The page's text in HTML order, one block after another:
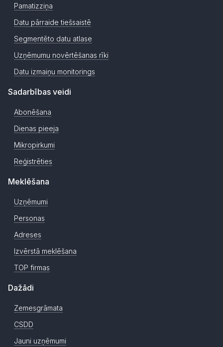
Pamatizziņa
Datu pārraide tiešsaistē
Segmentēto datu atlase
Uzņēmumu novērtēšanas rīki
Datu izmaiņu monitorings
Sadarbības veidi
Abonēšana
Dienas pieeja
Mikropirkumi
Reģistrēties
Meklēšana
Uzņēmumi
Personas
Adreses
Izvērstā meklēšana
TOP firmas
Dažādi
Zemesgrāmata
CSDD
Jauni uzņēmumi